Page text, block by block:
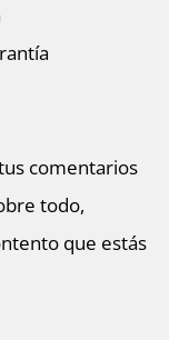
comentarios
todo,
que estás